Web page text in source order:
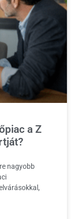
a Z
nagyobb